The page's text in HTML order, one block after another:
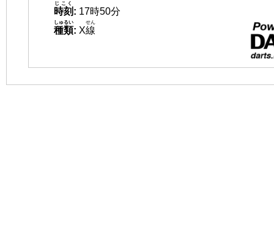
時刻
じこく
: 17時50分
種類
しゅるい
: X線
せん